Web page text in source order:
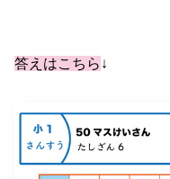
答えはこちら ↓